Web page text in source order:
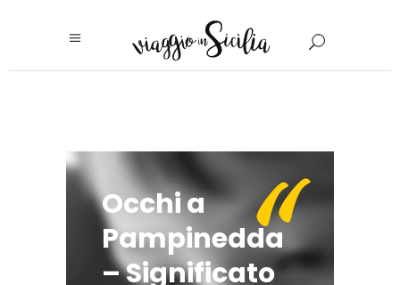
"
Occhi a
Pampinedda
– Significato